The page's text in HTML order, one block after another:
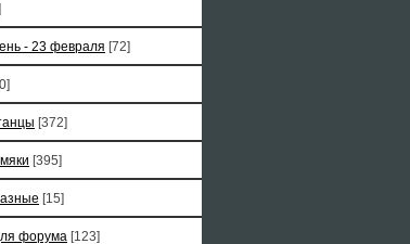
- 23 февраля [72]
[372]
[395]
[15]
форума [123]